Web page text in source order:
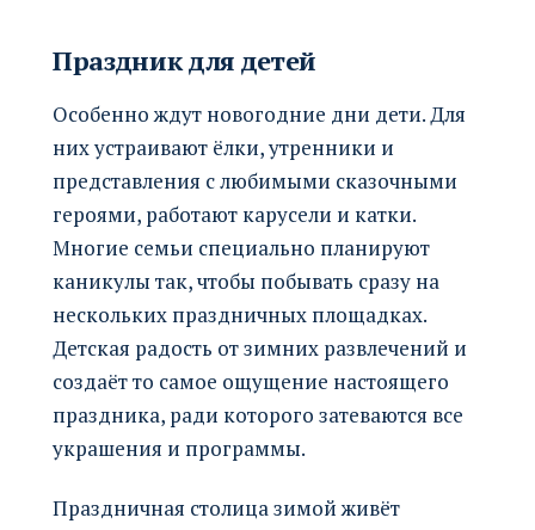
Праздник для детей
Особенно ждут новогодние дни дети. Для
них устраивают ёлки, утренники и
представления с любимыми сказочными
героями, работают карусели и катки.
Многие семьи специально планируют
каникулы так, чтобы побывать сразу на
нескольких праздничных площадках.
Детская радость от зимних развлечений и
создаёт то самое ощущение настоящего
праздника, ради которого затеваются все
украшения и программы.
Праздничная столица зимой живёт